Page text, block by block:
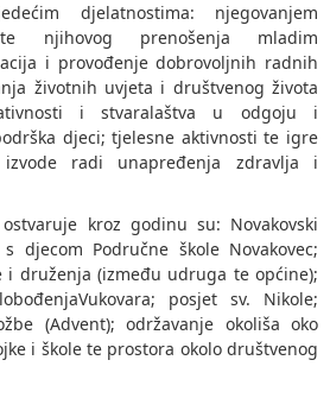
djelatnostima: njegovanjem
njihovog prenošenja mladim
i provođenje dobrovoljnih radnih
životnih uvjeta i društvenog života
i stvaralaštva u odgoju i
djeci; tjelesne aktivnosti te igre
radi unapređenja zdravlja i
kroz godinu su: Novakovski
djecom Područne škole Novakovec;
i druženja (između udruga te općine);
posjet sv. Nikole;
(Advent); održavanje okoliša oko
i škole te prostora okolo društvenog